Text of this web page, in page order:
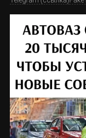
Чаунский
1977 году. Вот так
Чукотки: